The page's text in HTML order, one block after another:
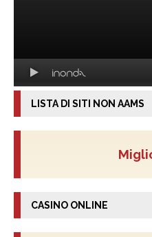
LISTA DI SITI NON AAMS
CASINO ONLINE